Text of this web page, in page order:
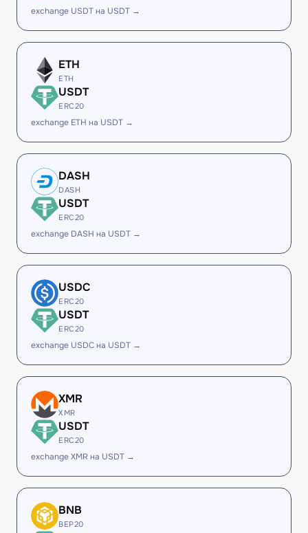
exchange USDT на USDT →
ETH
ETH
USDT
ERC20
exchange ETH на USDT →
DASH
DASH
USDT
ERC20
exchange DASH на USDT →
USDC
ERC20
USDT
ERC20
exchange USDC на USDT →
XMR
XMR
USDT
ERC20
exchange XMR на USDT →
BNB
BEP20